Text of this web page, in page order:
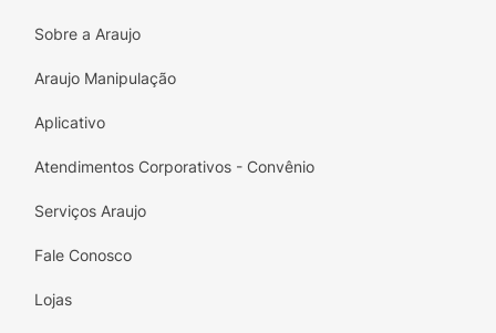
Sobre a Araujo
Araujo Manipulação
Aplicativo
Atendimentos Corporativos - Convênio
Serviços Araujo
Fale Conosco
Lojas